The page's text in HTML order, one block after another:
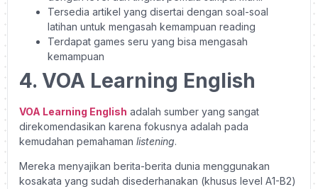
Tersedia artikel yang disertai dengan soal-soal
latihan untuk mengasah kemampuan reading
Terdapat games seru yang bisa mengasah
kemampuan
4. VOA Learning English
VOA Learning English adalah sumber yang sangat
direkomendasikan karena fokusnya adalah pada
kemudahan pemahaman listening.
Mereka menyajikan berita-berita dunia menggunakan
kosakata yang sudah disederhanakan (khusus level A1-B2)